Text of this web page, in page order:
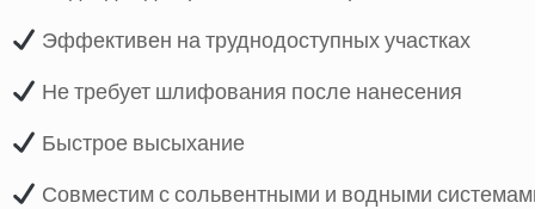
Эффективен на труднодоступных участках
Не требует шлифования после нанесения
Быстрое высыхание
Совместим с сольвентными и водными